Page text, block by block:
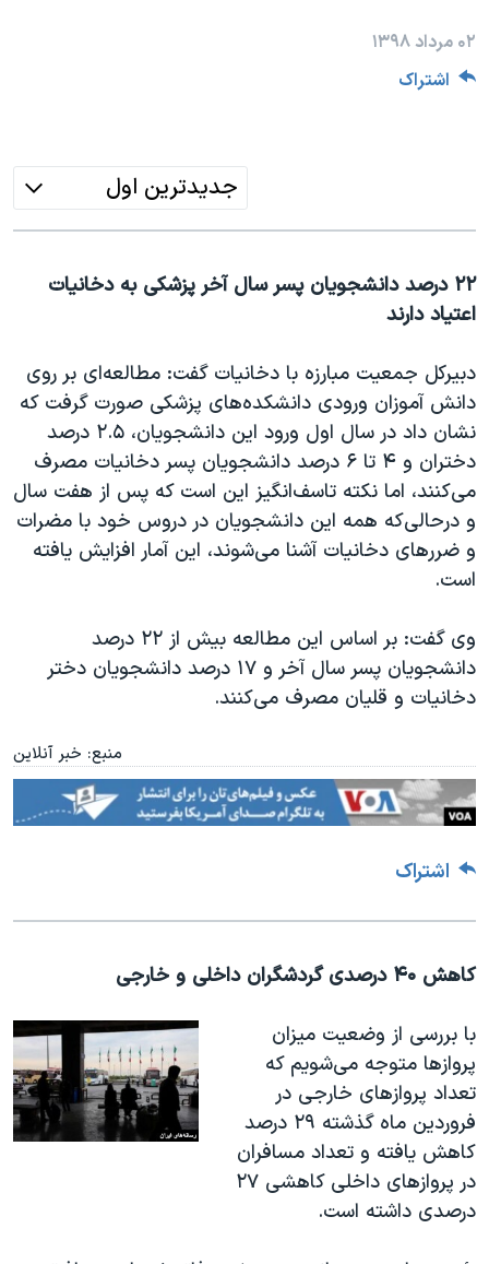
تریبونال مردمی آبان ۹۸
چهل سال گروگان‌گیری
قانون شفافیت دارائی کادر رهبری ایران
اعتراضات مردمی آبان ۹۸
اسرائیل در جنگ
نرگس محمدی برنده جایزه نوبل صلح
سفر پرزیدنت ترامپ به چین
۰۲ مرداد ۱۳۹۸
اشتراک
جدیدترین اول
۲۲ درصد دانشجویان پسر سال آخر پزشکی به دخانیات
اعتیاد دارند
دبیرکل جمعیت مبارزه با دخانیات گفت: مطالعه‌ای بر روی
دانش آموزان ورودی دانشکده‌های پزشکی صورت گرفت که
نشان داد در سال اول ورود این دانشجویان، ۲.۵ درصد
دختران و ۴ تا ۶ درصد دانشجویان پسر دخانیات مصرف
می‌کنند، اما نکته تاسف‌انگیز این است که پس از هفت سال
و درحالی‌که همه این دانشجویان در دروس خود با مضرات
و ضررهای دخانیات آشنا می‌شوند، این آمار افزایش‌ یافته
است.
وی گفت: بر اساس این مطالعه بیش از ۲۲ درصد
دانشجویان پسر سال آخر و ۱۷ درصد دانشجویان دختر
دخانیات و قلیان مصرف می‌کنند.
منبع: خبر آنلاین
اشتراک
کاهش ۴۰ درصدی گردشگران داخلی و خارجی
با بررسی از وضعیت میزان
پروازها متوجه می‌شویم که
تعداد پروازهاى خارجى در
فروردین ماه گذشته ۲۹ درصد
کاهش یافته و تعداد مسافران
در پروازهاى داخلى کاهشى ۲۷
درصدى داشته است.